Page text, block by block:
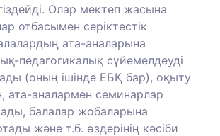
Олар мектеп жасына
отбасымен серіктестік
ата-аналарына
педагогикалық сүйемелдеуді
(оның ішінде ЕБҚ бар), оқыту
ата-аналармен семинарлар
балалар жобаларына
және т.б. өздерінің кәсіби